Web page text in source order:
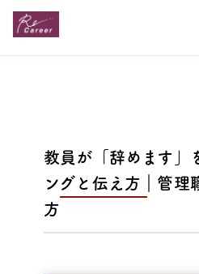
教員が「辞めます」
ングと伝え方｜管理
方